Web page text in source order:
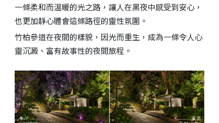
一條柔和而溫暖的光之路，讓人在黑夜中感受到安心，
也更加靜心體會這條路徑的靈性氛圍。
竹柏參道在夜間的樣貌，因光而重生，成為一條令人心
靈沉澱、富有故事性的夜間旅程。